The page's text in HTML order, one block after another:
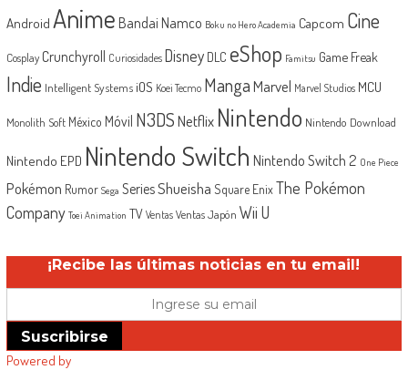
Android Anime Bandai Namco Boku no Hero Academia Capcom Cine
Cosplay Crunchyroll Curiosidades Disney DLC eShop Famitsu Game Freak
Indie Intelligent Systems iOS Koei Tecmo MangaMarvel Marvel Studios MCU
Monolith Soft México Móvil N3DSNetflix Nintendo Nintendo Download
Nintendo EPD Nintendo Switch Nintendo Switch 2 One Piece
Pokémon Rumor Sega SeriesShueisha Square EnixThe Pokémon
Company Toei Animation TV Ventas Ventas Japón Wii U
¡Recibe las últimas noticias en tu email!
Suscribirse
Powered by